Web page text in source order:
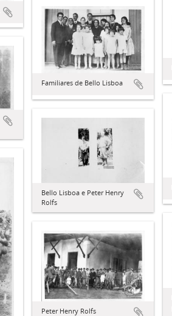
Familiares de Bello Lisboa
Bello Lisboa e Peter Henry
Rolfs
Peter Henry Rolfs